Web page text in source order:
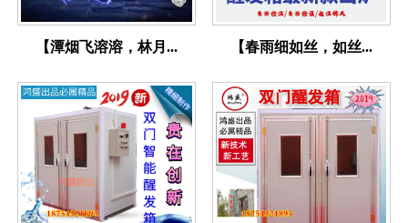
【潭烟飞溶溶，林月... 【春雨细如丝，如丝...